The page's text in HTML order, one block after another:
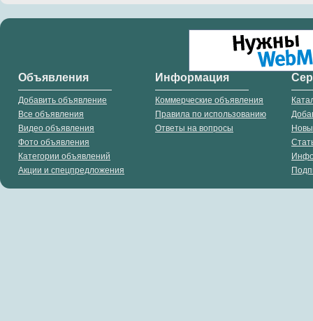
Объявления
Добавить объявление
Все объявления
Видео объявления
Фото объявления
Категории объявлений
Акции и спецпредложения
Информация
Коммерческие объявления
Правила по использованию
Ответы на вопросы